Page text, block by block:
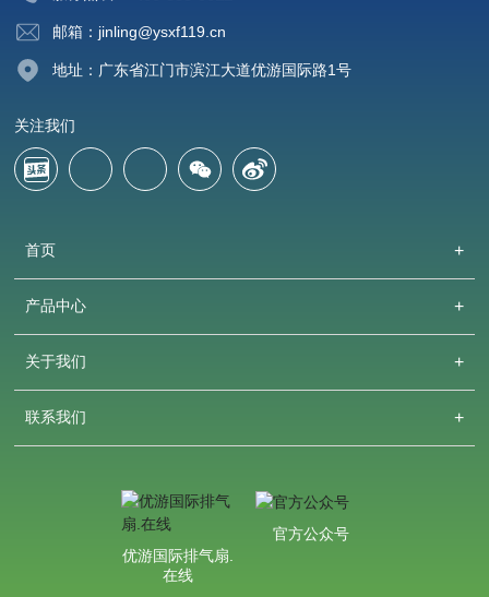
邮箱：jinling@ysxf119.cn
地址：广东省江门市滨江大道优游国际路1号
关注我们
首页
产品中心
关于我们
联系我们
优游国际排气扇.
在线
官方公众号